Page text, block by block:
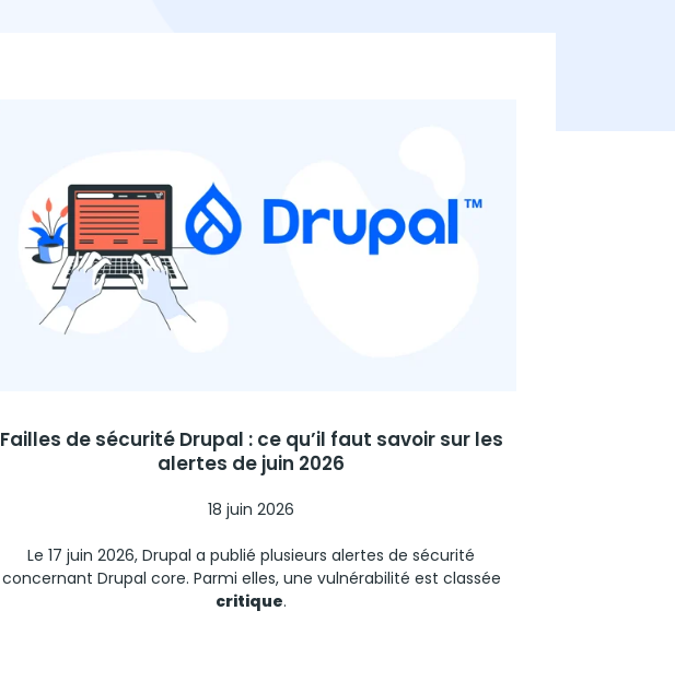
Failles de sécurité Drupal : ce qu’il faut savoir sur les
alertes de juin 2026
18 juin 2026
Le 17 juin 2026,Drupal a publié plusieurs alertes de sécurité
concernant Drupal core. Parmi elles, une vulnérabilité est classée
critique.